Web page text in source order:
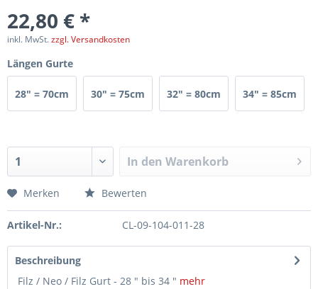
22,80 € *
inkl. MwSt.zzgl. Versandkosten
Längen Gurte
28" = 70cm 30" = 75cm 32" = 80cm 34" = 85cm
In den Warenkorb
Merken Bewerten
Artikel-Nr.: CL-09-104-011-28
Beschreibung
Filz / Neo / Filz Gurt - 28 " bis 34 " mehr